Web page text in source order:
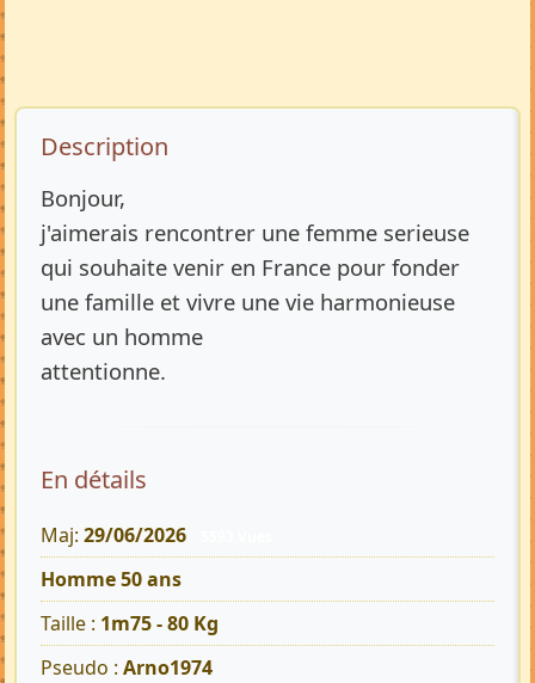
Description de l’annonce
Description
Bonjour,
j'aimerais rencontrer une femme serieuse
qui souhaite venir en France pour fonder
une famille et vivre une vie harmonieuse
avec un homme
attentionne.
En détails
Maj: 29/06/2026
Homme 50 ans
Taille : 1m75 - 80 Kg
Pseudo : Arno1974